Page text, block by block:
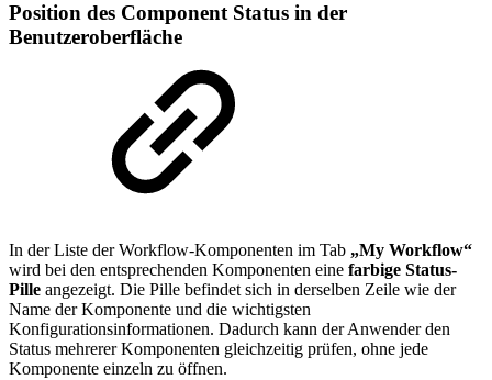
Position des Component Status in der
Benutzeroberfläche
In der Liste der Workflow-Komponenten im Tab „My Workflow“
wird bei den entsprechenden Komponenten eine farbige Status-
Pille angezeigt. Die Pille befindet sich in derselben Zeile wie der
Name der Komponente und die wichtigsten
Konfigurationsinformationen. Dadurch kann der Anwender den
Status mehrerer Komponenten gleichzeitig prüfen, ohne jede
Komponente einzeln zu öffnen.